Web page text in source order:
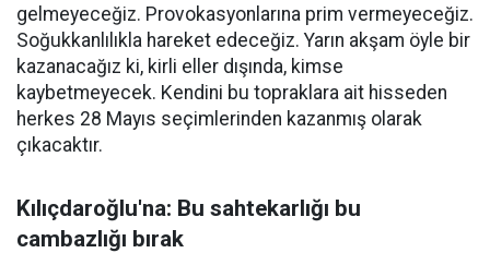
gelmeyeceğiz. Provokasyonlarına prim vermeyeceğiz.
Soğukkanlılıkla hareket edeceğiz. Yarın akşam öyle bir
kazanacağız ki, kirli eller dışında, kimse
kaybetmeyecek. Kendini bu topraklara ait hisseden
herkes 28 Mayıs seçimlerinden kazanmış olarak
çıkacaktır.
Kılıçdaroğlu'na: Bu sahtekarlığı bu
cambazlığı bırak